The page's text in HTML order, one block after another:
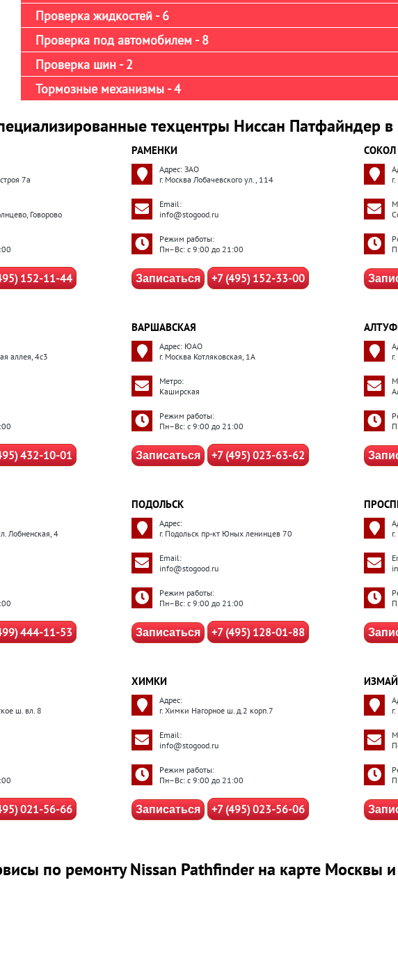
Проверка жидкостей - 6
Проверка под автомобилем - 8
Проверка шин - 2
Тормозные механизмы - 4
техцентры Ниссан Патфайндер
7а
Говорово
152-11-44
РАМЕНКИ
Адрес: ЗАО
г. Москва Лобачевского ул., 114
Email:
info@stogood.ru
Режим работы:
Пн–Вс: с 9:00 до 21:00
Записаться +7 (495) 152-33-00
СОКОЛ
аллея, 4с3
432-10-01
ВАРШАВСКАЯ
Адрес: ЮАО
г. Москва Котляковская, 1А
Метро:
Каширская
Режим работы:
Пн–Вс: с 9:00 до 21:00
Записаться +7 (495) 023-63-62
Лобненская, 4
444-11-53
ПОДОЛЬСК
Адрес:
г. Подольск пр-кт Юных ленинцев 70
Email:
info@stogood.ru
Режим работы:
Пн–Вс: с 9:00 до 21:00
Записаться +7 (495) 128-01-88
ш. вл. 8
021-56-66
ХИМКИ
Адрес:
г. Химки Нагорное ш. д.2 корп.7
Email:
info@stogood.ru
Режим работы:
Пн–Вс: с 9:00 до 21:00
Записаться +7 (495) 023-56-06
по ремонту Nissan Pathfinder на карте Москвы